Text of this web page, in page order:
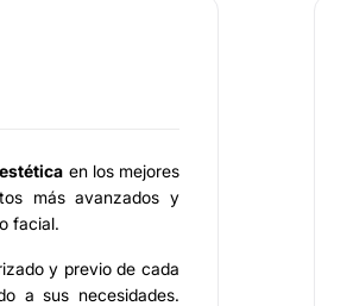
estética en los mejores
más avanzados y
facial.
y previo de cada
a sus necesidades.